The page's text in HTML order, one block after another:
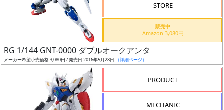
STORE
販売中
Amazon 3,080円
RG 1/144 GNT-0000 ダブルオークアンタ
メーカー希望小売価格 3,080円 / 発売日 2016年5月28日 （詳細ページ）
PRODUCT
MECHANIC